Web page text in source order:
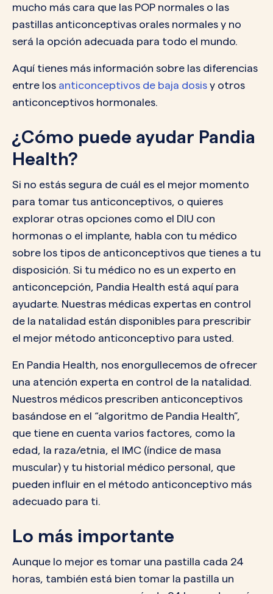
mucho más cara que las POP normales o las
pastillas anticonceptivas orales normales y no
será la opción adecuada para todo el mundo.
Aquí tienes más información sobre las diferencias
entre los anticonceptivos de baja dosis y otros
anticonceptivos hormonales.
¿Cómo puede ayudar Pandia
Health?
Si no estás segura de cuál es el mejor momento
para tomar tus anticonceptivos, o quieres
explorar otras opciones como el DIU con
hormonas o el implante, habla con tu médico
sobre los tipos de anticonceptivos que tienes a tu
disposición. Si tu médico no es un experto en
anticoncepción, Pandia Health está aquí para
ayudarte. Nuestras médicas expertas en control
de la natalidad están disponibles para prescribir
el mejor método anticonceptivo para usted.
En Pandia Health, nos enorgullecemos de ofrecer
una atención experta en control de la natalidad.
Nuestros médicos prescriben anticonceptivos
basándose en el “algoritmo de Pandia Health”,
que tiene en cuenta varios factores, como la
edad, la raza/etnia, el IMC (índice de masa
muscular) y tu historial médico personal, que
pueden influir en el método anticonceptivo más
adecuado para ti.
Lo más importante
Aunque lo mejor es tomar una pastilla cada 24
horas, también está bien tomar la pastilla un